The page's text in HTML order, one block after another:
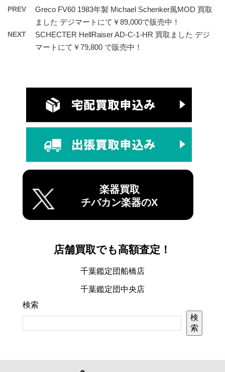
PREV
Greco FV60 1983年製 Michael Schenker風MOD 買取
ました デジマートにて￥89,000で販売中！
NEXT
SCHECTER HellRaiser AD-C-1-HR 買取ました デジ
マートにて￥79,800 で販売中！
楽器買取
チバカン楽器のX
店舗買取でも高額査定！
千葉鑑定団船橋店
千葉鑑定団中央店
検索
検
索